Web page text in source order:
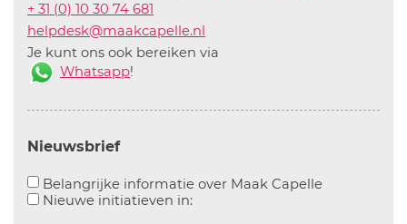
+ 31 (0) 10 30 74 681
helpdesk@maakcapelle.nl
Je kunt ons ook bereiken via
Whatsapp!
Nieuwsbrief
Belangrijke informatie over Maak CapelleAanvinken
Nieuwe initiatieven in:Aanvinken om informatie over